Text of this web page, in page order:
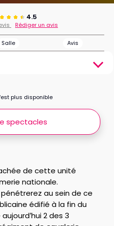
4.5
Rédiger un avis
Salle Avis
de cette unité
nationale.
au sein de ce
édifié à la fin du
2 des 3
plus disponible
spectacles